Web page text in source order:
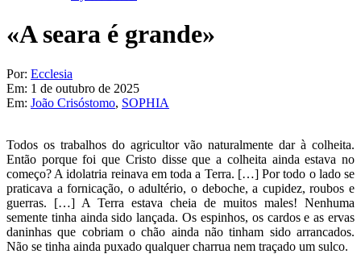
«A seara é grande»
Por: Ecclesia
Em: 1 de outubro de 2025
Em: João Crisóstomo, SOPHIA
Todos os trabalhos do agricultor vão naturalmente dar à colheita.
Então porque foi que Cristo disse que a colheita ainda estava no
começo? A idolatria reinava em toda a Terra. […] Por todo o lado se
praticava a fornicação, o adultério, o deboche, a cupidez, roubos e
guerras. […] A Terra estava cheia de muitos males! Nenhuma
semente tinha ainda sido lançada. Os espinhos, os cardos e as ervas
daninhas que cobriam o chão ainda não tinham sido arrancados.
Não se tinha ainda puxado qualquer charrua nem traçado um sulco.